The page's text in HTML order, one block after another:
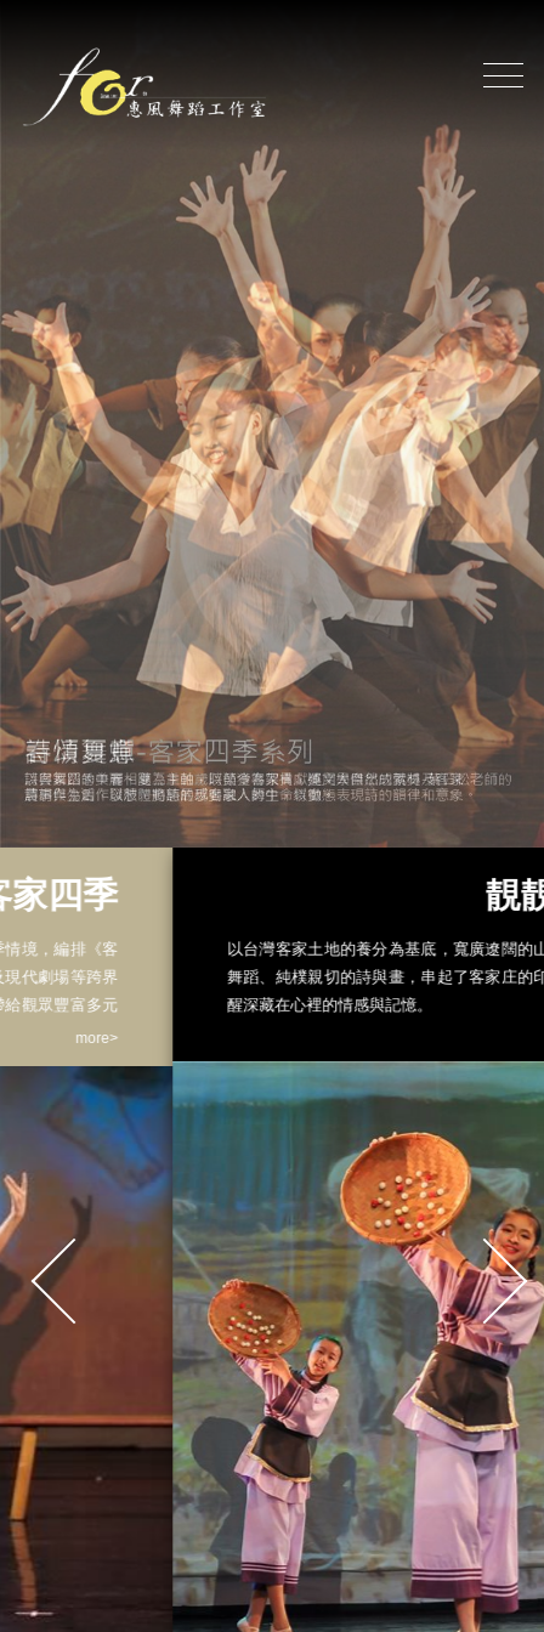
靚靚个印記
以台灣客家土地的養分為基底，寬廣遼闊的山歌、線條流暢的
舞蹈、純樸親切的詩與畫，串起了客家庄的印象美學，試著喚
醒深藏在心裡的情感與記憶。